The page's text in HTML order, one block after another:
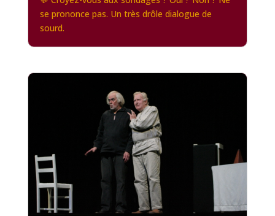
se prononce pas. Un très drôle dialogue de
sourd.